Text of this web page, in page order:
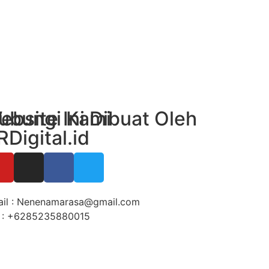
Kami
: Nenenamarasa@gmail.com
: +6285235880015
Ini Dibuat Oleh